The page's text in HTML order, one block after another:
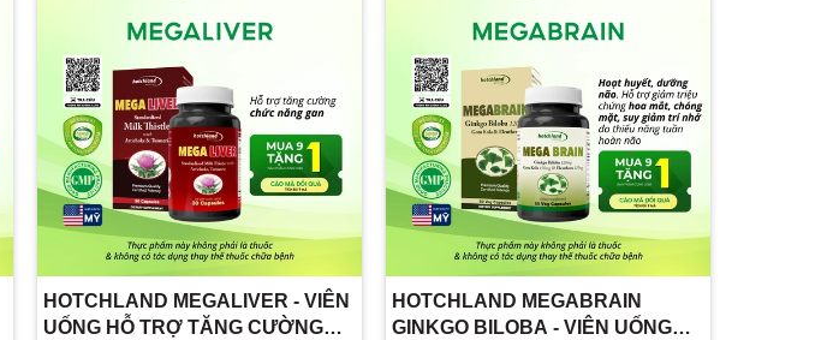
HOTCHLAND MEGALIVER - VIÊN
UỐNG HỖ TRỢ TĂNG CƯỜNG
HOTCHLAND MEGABRAIN
GINKGO BILOBA - VIÊN UỐNG